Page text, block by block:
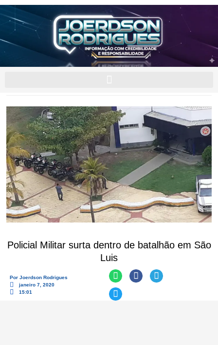
Policial Militar surta dentro de batalhão em São
Luis
Por Joerdson Rodrigues
janeiro 7, 2020
15:01